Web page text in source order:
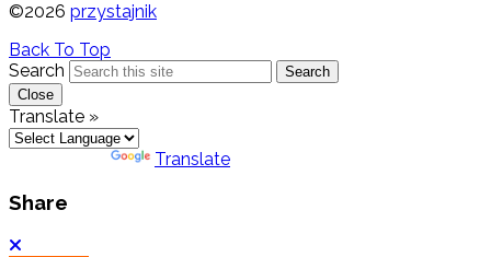
©2026 przystajnik
Back To Top
Search
Search
Close
Translate »
Translate
Share